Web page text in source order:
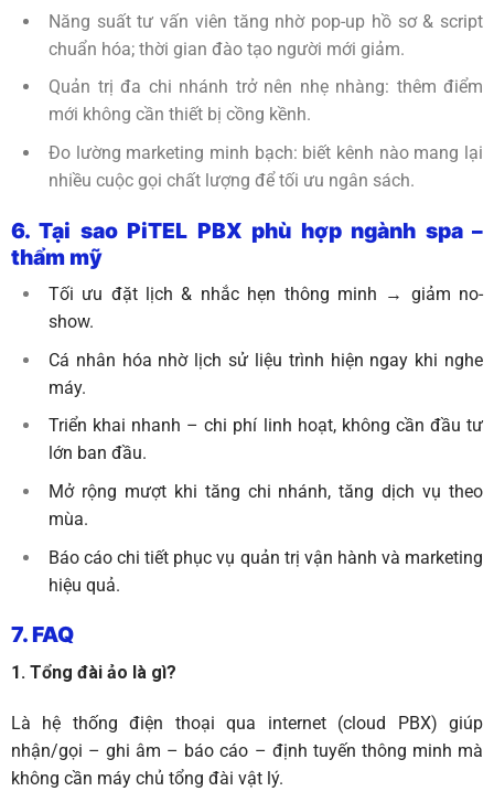
Năng suất tư vấn viên tăng nhờ pop-up hồ sơ & script
chuẩn hóa; thời gian đào tạo người mới giảm.
Quản trị đa chi nhánh trở nên nhẹ nhàng: thêm điểm
mới không cần thiết bị cồng kềnh.
Đo lường marketing minh bạch: biết kênh nào mang lại
nhiều cuộc gọi chất lượng để tối ưu ngân sách.
6. Tại sao PiTEL PBX phù hợp ngành spa –
thẩm mỹ
Tối ưu đặt lịch & nhắc hẹn thông minh → giảm no-
show.
Cá nhân hóa nhờ lịch sử liệu trình hiện ngay khi nghe
máy.
Triển khai nhanh – chi phí linh hoạt, không cần đầu tư
lớn ban đầu.
Mở rộng mượt khi tăng chi nhánh, tăng dịch vụ theo
mùa.
Báo cáo chi tiết phục vụ quản trị vận hành và marketing
hiệu quả.
7. FAQ
1. Tổng đài ảo là gì?
Là hệ thống điện thoại qua internet (cloud PBX) giúp
nhận/gọi – ghi âm – báo cáo – định tuyến thông minh mà
không cần máy chủ tổng đài vật lý.